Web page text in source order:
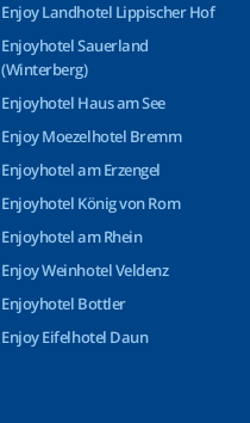
Enjoy Landhotel Lippischer Hof
Enjoyhotel Sauerland
(Winterberg)
Enjoyhotel Haus am See
Enjoy Moezelhotel Bremm
Enjoyhotel am Erzengel
Enjoyhotel König von Rom
Enjoyhotel am Rhein
Enjoy Weinhotel Veldenz
Enjoyhotel Bottler
Enjoy Eifelhotel Daun